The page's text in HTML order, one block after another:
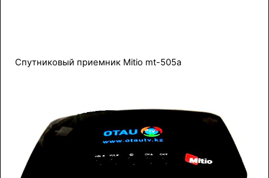
Спутниковый приемник Mitio mt-505a